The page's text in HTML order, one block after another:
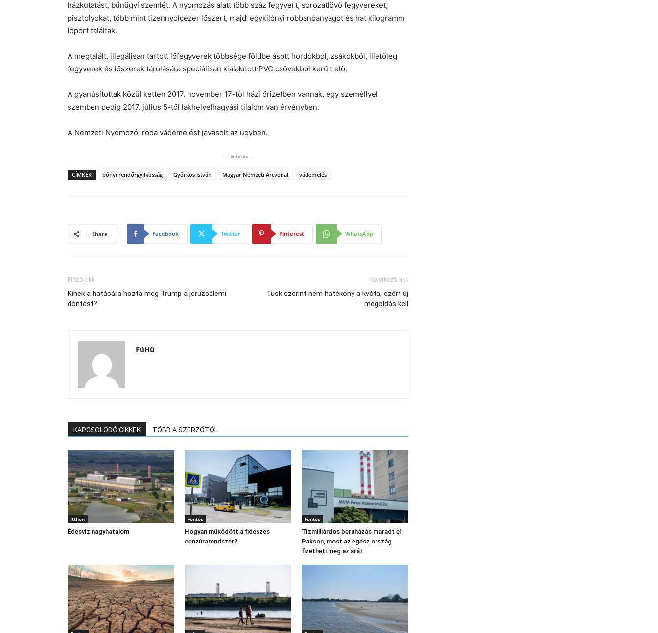
házkutatást, bűnügyi szemlét. A nyomozás alatt több száz fegyvert, sorozatlövő fegyvereket,
pisztolyokat, több mint tizennyolcezer lőszert, majd’ egykilónyi robbanóanyagot és hat kilogramm
lőport találtak.
A megtalált, illegálisan tartott lőfegyverek többsége földbe ásott hordókból, zsákokból, illetőleg
fegyverek és lőszerek tárolására speciálisan kialakított PVC csövekből került elő.
A gyanúsítottak közül ketten 2017. november 17-től házi őrizetben vannak, egy személlyel
szemben pedig 2017. július 5-től lakhelyelhagyási tilalom van érvényben.
A Nemzeti Nyomozó Iroda vádemelést javasolt az ügyben.
- Hirdetés -
CÍMKÉK bőnyi rendőrgyilkosság Győrkös István Magyar Nemzeti Arcvonal vádemelés
Share Facebook Twitter Pinterest WhatsApp
Előző cikk
Kinek a hatására hozta meg Trump a jeruzsálemi
döntést?
Következő cikk
Tusk szerint nem hatékony a kvóta, ezért új
megoldás kell
FüHü
KAPCSOLÓDÓ CIKKEK TÖBB A SZERZŐTŐL
Itthon
Édesvíz nagyhatalom
Fontos
Hogyan működött a fideszes
cenzúrarendszer?
Fontos
Tízmilliárdos beruházás maradt el
Pakson, most az egész ország
fizetheti meg az árát